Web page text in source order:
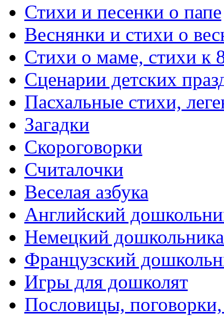
Стихи и песенки о папе
Веснянки и стихи о
Стихи о маме, стихи к
Сценарии детских
Пасхальные стихи,
Загадки
Скороговорки
Считалочки
Веселая азбука
Английский
Немецкий
Французский
Игры для дошколят
Пословицы,